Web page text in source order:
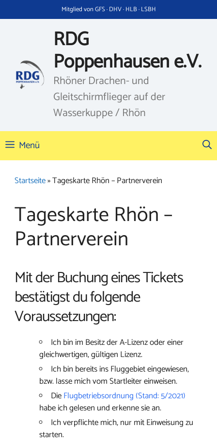
Inhalt
Mitglied von GFS · DHV · HLB · LSBH
RDG
Poppenhausen e.V.
Rhöner Drachen- und
Gleitschirmflieger auf der
Wasserkuppe / Rhön
Menü
Startseite»Tageskarte Rhön – Partnerverein
Tageskarte Rhön –
Partnerverein
Mit der Buchung eines Tickets
bestätigst du folgende
Voraussetzungen:
Ich bin im Besitz der A-Lizenz oder einer
gleichwertigen, gültigen Lizenz.
Ich bin bereits ins Fluggebiet eingewiesen,
bzw. lasse mich vom Startleiter einweisen.
DieFlugbetriebsordnung (Stand: 5/2021)
habe ich gelesen und erkenne sie an.
Ich verpflichte mich, nur mit Einweisung zu
starten.